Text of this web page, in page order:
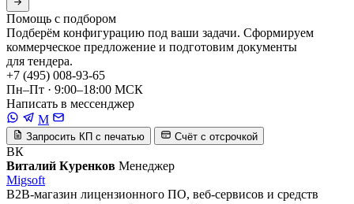
Помощь с подбором
Подберём конфигурацию под ваши задачи. Сформируем
коммерческое предложение и подготовим документы
для тендера.
+7 (495) 008-93-65
Пн–Пт · 9:00–18:00 МСК
Написать в мессенджер
M
Запросить КП с печатью Счёт с отсрочкой
ВК
Виталий Куренков Менеджер
Migsoft
B2B-магазин лицензионного ПО, веб-сервисов и средств